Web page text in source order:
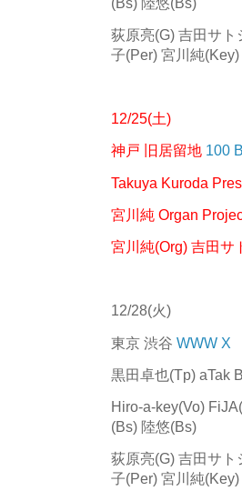
荻原亮(G) 吉田サト
子(Per) 宮川純(Key)
12/25(土)
神戸 旧居留地 100
Takuya Kuroda
宮川純 Organ
宮川純(Org) 吉田サ
12/28(火)
東京 渋谷 WWW X
黒田卓也(Tp) aTak
Hiro-a-key(Vo)
(Bs) 陸悠(Bs)
荻原亮(G) 吉田サト
子(Per) 宮川純(Key)